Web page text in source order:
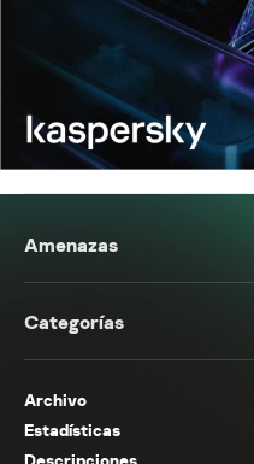
Amenazas
Categorías
Archivo
Estadísticas